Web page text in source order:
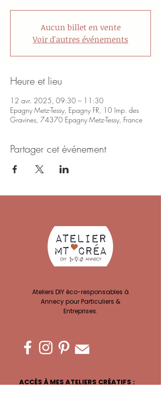
Aucun billet en vente
Voir d'autres événements
Heure et lieu
12 avr. 2025, 09:30 – 11:30
Epagny Metz-Tessy, Epagny FR, 10 Imp. des
Gravines, 74370 Epagny Metz-Tessy, France
Partager cet événement
Ateliers DIY éco-responsables à
Annecy pour Particuliers &
Entreprises.
ACCÈS À MES ATELIERS CRÉATIFS :